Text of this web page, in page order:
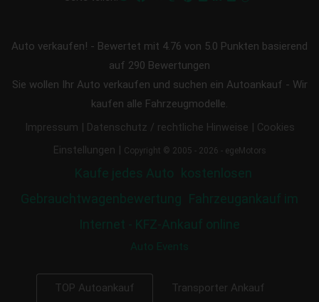
Auto verkaufen! - Bewertet mit 4.76 von 5.0 Punkten basierend
auf 290 Bewertungen
Sie wollen Ihr Auto verkaufen und suchen ein Autoankauf - Wir
kaufen alle Fahrzeugmodelle.
Impressum | Datenschutz / rechtliche Hinweise | Cookies
Einstellungen | Copyright © 2005 - 2026 - egeMotors
Kaufe jedes Auto kostenlosen
Gebrauchtwagenbewertung Fahrzeugankauf im
Internet - KFZ-Ankauf online
Auto Events
TOP Autoankauf Transporter Ankauf